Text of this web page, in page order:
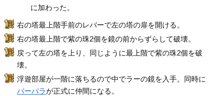
に加わった。
右の塔最上階手前のレバーで左の塔の扉を開ける。
右の塔最上階で紫の珠2個を鏡の前からずらして破壊。
戻って左の塔を上り、同じように最上階で紫の珠2個を破
壊。
浮遊部屋が一階に落ちるので中でラーの鏡を入手。同時に
バーバラが正式に仲間になる。